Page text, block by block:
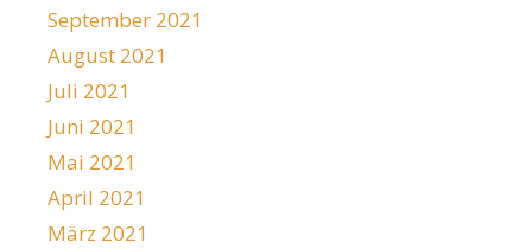
September 2021
August 2021
Juli 2021
Juni 2021
Mai 2021
April 2021
März 2021